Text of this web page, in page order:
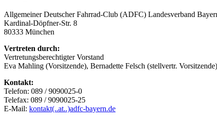
Allgemeiner Deutscher Fahrrad-Club (ADFC) Landesverband
Kardinal-Döpfner-Str. 8
80333 München
Vertreten durch:
Vertretungsberechtigter Vorstand
Eva Mahling (Vorsitzende), Bernadette Felsch (stellvertr.
Kontakt:
Telefon: 089 / 9090025-0
Telefax: 089 / 9090025-25
E-Mail: kontakt(..at..)adfc-bayern.de